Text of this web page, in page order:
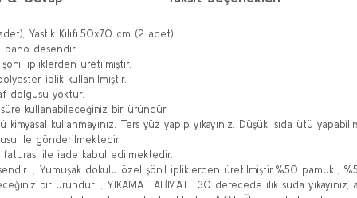
Yastık Kılıfı:50x70 cm (2 adet)
pano desendir.
ipliklerden üretilmiştir.
iplik kullanılmıştır.
dolgusu yoktur.
kullanabileceğiniz bir üründür.
kullanmayınız. Ters yüz yapıp yıkayınız. Düşük ısıda ütü
ile gönderilmektedir.
faturası ile iade kabul edilmektedir.
; Yumuşak dokulu özel şönil ipliklerden üretilmiştir.%50 pamuk ,
bir üründür. ; YIKAMA TALİMATI: 30 derecede ılık suda yıkayınız,